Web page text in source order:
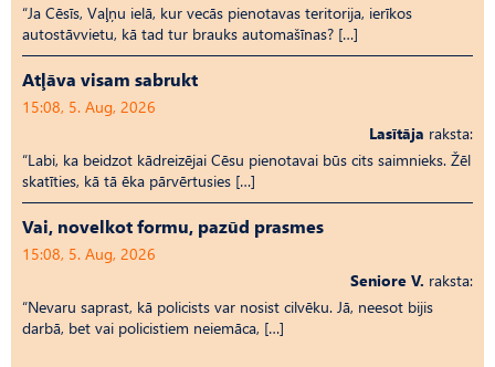
“Ja Cēsīs, Vaļņu ielā, kur vecās pienotavas teritorija, ierīkos
autostāvvietu, kā tad tur brauks automašīnas? […]
Atļāva visam sabrukt
15:08, 5. Aug, 2026
Lasītāja raksta:
“Labi, ka beidzot kādreizējai Cēsu pienotavai būs cits saimnieks. Žēl
skatīties, kā tā ēka pārvērtusies […]
Vai, novelkot formu, pazūd prasmes
15:08, 5. Aug, 2026
Seniore V. raksta:
“Nevaru saprast, kā policists var nosist cilvēku. Jā, neesot bijis
darbā, bet vai policistiem neiemāca, […]